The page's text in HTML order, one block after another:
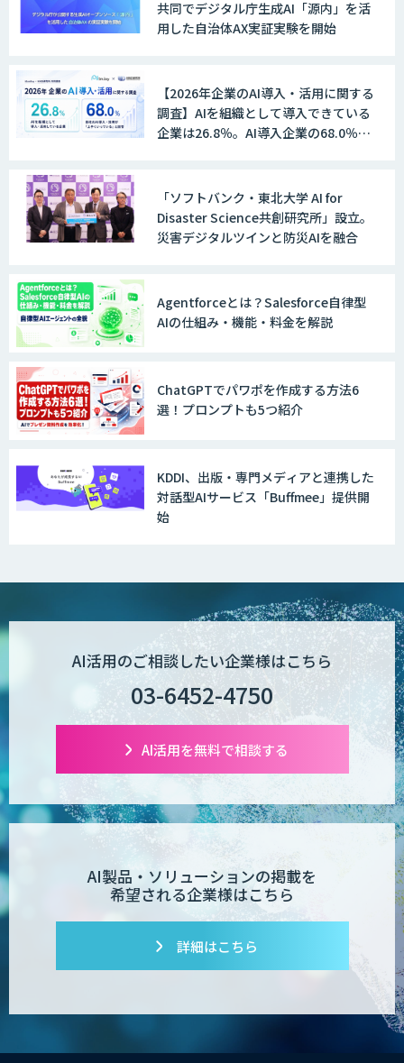
共同でデジタル庁生成AI「源内」を活
用した自治体AX実証実験を開始
【2026年企業のAI導入・活用に関する
調査】AIを組織として導入できている
企業は26.8％。AI導入企業の68.0％
「ソフトバンク・東北大学 AI for
Disaster Science共創研究所」設立。
災害デジタルツインと防災AIを融合
Agentforceとは？Salesforce自律型
AIの仕組み・機能・料金を解説
ChatGPTでパワポを作成する方法6
選！プロンプトも5つ紹介
KDDI、出版・専門メディアと連携した
対話型AIサービス「Buffmee」提供開
始
AI活用のご相談したい企業様はこちら
03-6452-4750
AI活用を無料で相談する
AI製品・ソリューションの掲載を
希望される企業様はこちら
詳細はこちら